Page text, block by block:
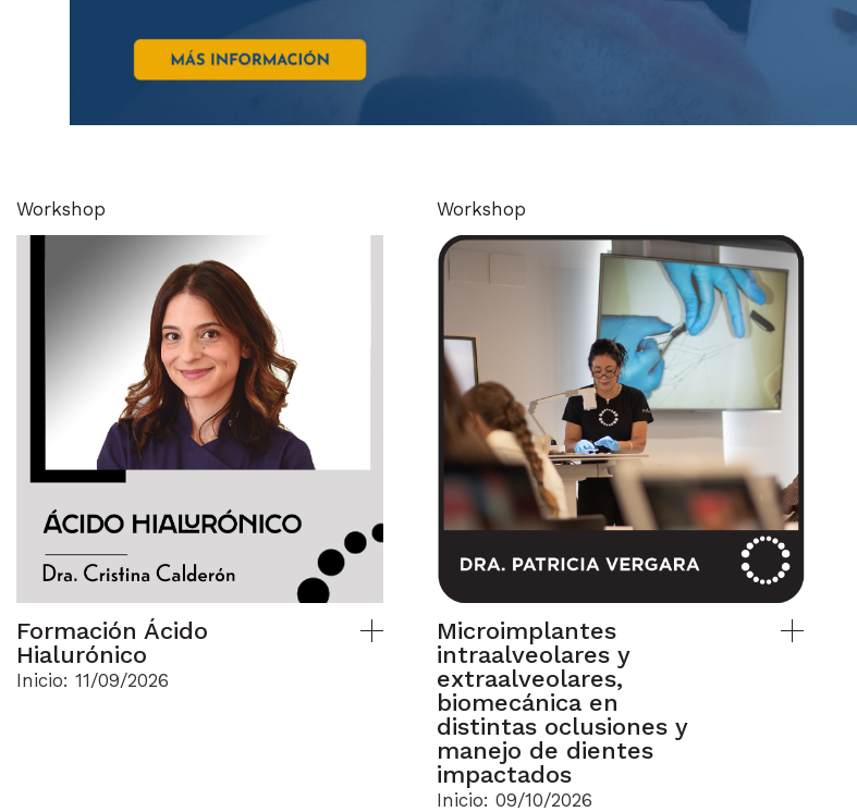
Workshop
Formación Ácido
Hialurónico
Inicio: 11/09/2026
Workshop
Microimplantes
intraalveolares y
extraalveolares,
biomecánica en
distintas oclusiones y
manejo de dientes
impactados
Inicio: 09/10/2026